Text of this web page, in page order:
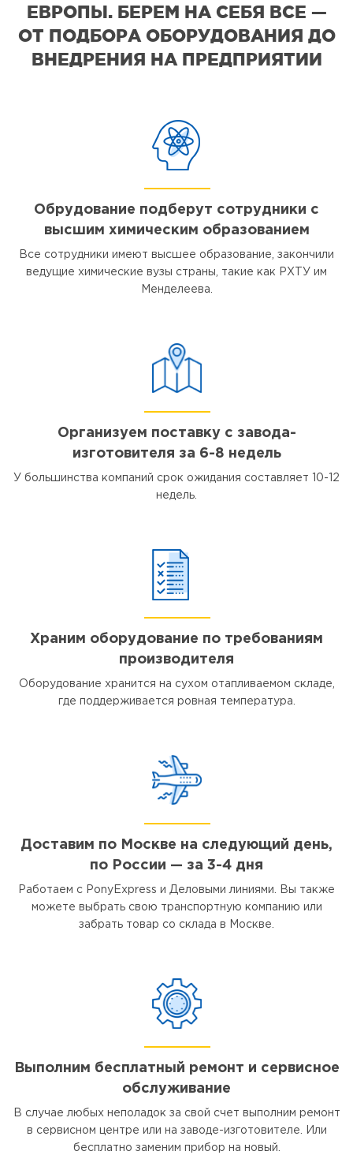
ЕВРОПЫ. БЕРЕМ НА СЕБЯ ВСЕ —
ОТ ПОДБОРА ОБОРУДОВАНИЯ ДО
ВНЕДРЕНИЯ НА ПРЕДПРИЯТИИ
Обрудование подберут сотрудники с
высшим химическим образованием
Все сотрудники имеют высшее образование, закончили
ведущие химические вузы страны, такие как РХТУ им
Менделеева.
Организуем поставку с завода-
изготовителя за 6-8 недель
У большинства компаний срок ожидания составляет 10-12
недель.
Храним оборудование по требованиям
производителя
Оборудование хранится на сухом отапливаемом складе,
где поддерживается ровная температура.
Доставим по Москве на следующий день,
по России — за 3-4 дня
Работаем с PonyExpress и Деловыми линиями. Вы также
можете выбрать свою транспортную компанию или
забрать товар со склада в Москве.
Выполним бесплатный ремонт и сервисное
обслуживание
В случае любых неполадок за свой счет выполним ремонт
в сервисном центре или на заводе-изготовителе. Или
бесплатно заменим прибор на новый.